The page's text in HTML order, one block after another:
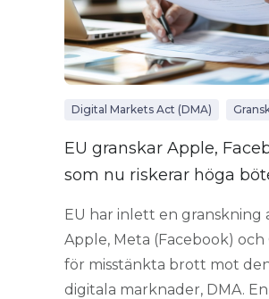
Digital Markets Act (DMA)
EU granskar Apple,
som nu riskerar höga
EU har inlett en granskning
Apple, Meta (Facebook)
för misstänkta brott mot
digitala marknader, DMA.